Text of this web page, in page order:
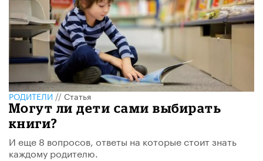
РОДИТЕЛИ//Статья
Могут ли дети сами выбирать
книги?
И еще 8 вопросов, ответы на которые стоит знать
каждому родителю.